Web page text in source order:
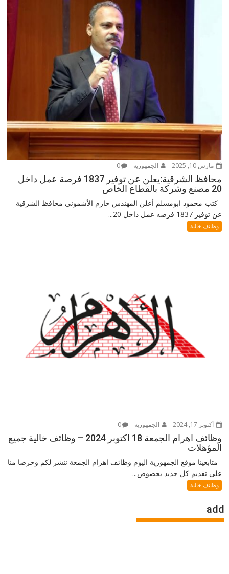
مارس 10, 2025 الجمهورية 0
محافظ الشرقية:يعلن عن توفير 1837 فرصة عمل داخل
20 مصنع وشركة بالقطاع الخاص
كتب-محمود ابومسلم أعلن المهندس حازم الأشموني محافظ الشرقية
عن توفير 1837 فرصه عمل داخل 20...
وظائف خالية
أكتوبر 17, 2024 الجمهورية 0
وظائف اهرام الجمعة 18 اكتوبر 2024 – وظائف خالية جميع
المؤهلات
متابعينا موقع الجمهورية اليوم وظائف اهرام الجمعة ننشر لكم وحرصا منا
على تقديم كل جديد بخصوص...
وظائف خالية
add